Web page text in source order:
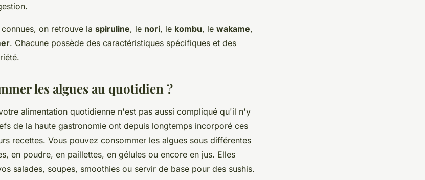
on retrouve la spiruline, le nori, le kombu, le wakame,
. Chacune possède des caractéristiques spécifiques et des
les algues au quotidien ?
alimentation quotidienne n'est pas aussi compliqué qu'il n'y
de la haute gastronomie ont depuis longtemps incorporé ces
recettes. Vous pouvez consommer les algues sous différentes
en poudre, en paillettes, en gélules ou encore en jus. Elles
salades, soupes, smoothies ou servir de base pour des sushis.